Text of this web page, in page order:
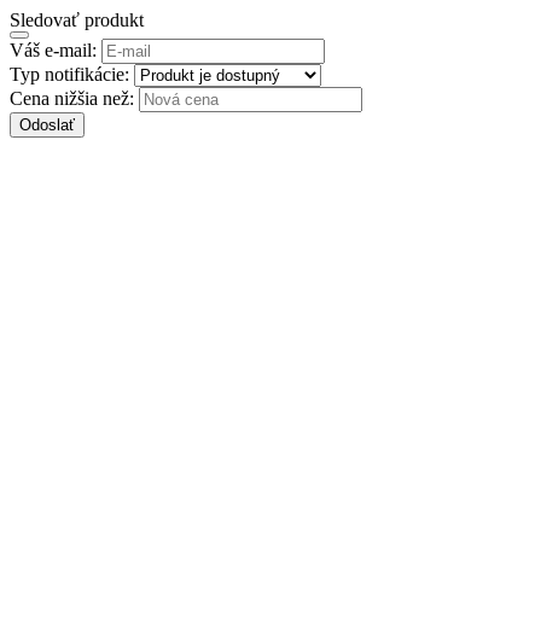
Sledovať produkt
Váš e-mail:
Typ notifikácie:
Cena nižšia než:
Odoslať